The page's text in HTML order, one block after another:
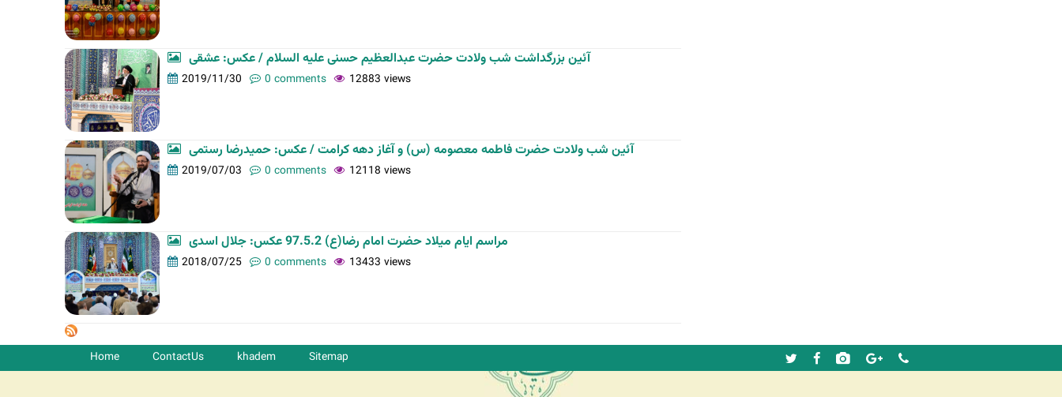
آئین بزرگداشت شب ولادت حضرت عبدالعظیم حسنی علیه السلام / عکس: عشقی
2019/11/30 0 comments 12883 views
آئین شب ولادت حضرت فاطمه معصومه (س) و آغاز دهه کرامت / عکس: حمیدرضا رستمی
2019/07/03 0 comments 12118 views
مراسم ایام میلاد حضرت امام رضا(ع) 97.5.2 عکس: جلال اسدی
2018/07/25 0 comments 13433 views
Home ContactUs khadem Sitemap